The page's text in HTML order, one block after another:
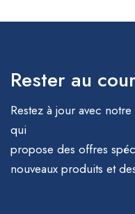
Rester au
Restez à jour avec
qui
propose des offres
nouveaux produits et